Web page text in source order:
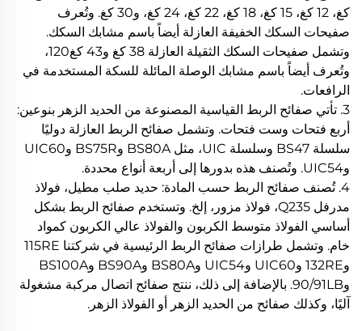
كغ، 12 كغ، 15 كغ، 18 كغ، 22 كغ، 24 كغ، و30 كغ. وتُعرف
صفيحات السكك الخفيفة العازلة أيضاً باسم مشابك السكك.
وتشمل صفيحات السكك الثقيلة العازلة 38 كغ و43 كغ120،
وتُعرف أيضاً باسم مشابك الوصلة المائلة للسكة المستخدمة في
الرافعات.
3. تأتي صفائح الربط القياسية المصنوعة من الحديد الزهر بنوعين:
أربع فتحات وست فتحات. وتشمل صفائح الربط العازلة دوليًا
سلسلة BS47 وسلسلة UIC، مثل BS80A وBS75R وUIC60
وUIC54. وتُصنف هذه بدورها إلى أربعة أنواع محددة.
4. تُصنف صفائح الربط حسب المادة: حديد صلب مطيل، فولاذ
مدرفل Q235، فولاذ مزور، إلخ. وتستخدم صفائح الربط بشكل
أساسي الفولاذ متوسط الكربون والفولاذ عالي الكربون كمواد
خام. وتشمل طرازات صفائح الربط الرئيسية في شركتنا 115RE
و132RE وUIC60 وUIC54 وBS80A وBS90A وBS100A
و90/91LB. بالإضافة إلى ذلك، ننتج صفائح اتصال مركبة مشغولة
آليًا، وكذلك صفائح من الحديد الزهر أو الفولاذ الزهر.